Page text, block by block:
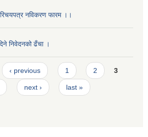
नविकरण फारम ।।
निवेदनको ढँचा ।
‹ previous 1 2 3
next › last »